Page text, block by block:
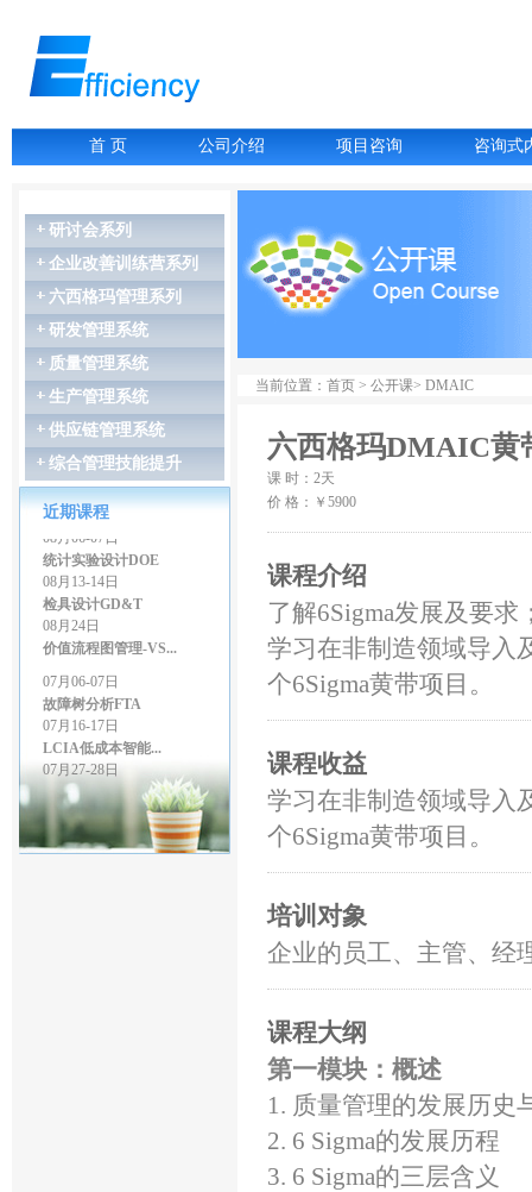
首 页 公司介绍 项目咨询 咨询式
研讨会系列
企业改善训练营系列
六西格玛管理系列
研发管理系统
质量管理系统
生产管理系统
供应链管理系统
综合管理技能提升
近期课程
07月06-07日
故障树分析FTA
07月16-17日
LCIA低成本智能...
07月27-28日
GD&T尺寸链公差叠...
07月27-28日
精益生产管理
08月03-04日
几何尺寸和公差（G...
08月06-07日
统计实验设计DOE
08月13-14日
检具设计GD&T
08月24日
价值流程图管理-VS...
故障树分析FTA
07月16-17日
LCIA低成本智能...
07月27-28日
GD&T尺寸链公差叠...
07月27-28日
精益生产管理
08月03-04日
当前位置：首页 > 公开课> DMAIC
六西格玛DMAIC黄
课 时：2天
价 格：￥5900
课程介绍
了解6Sigma发展及要求
学习在非制造领域导入
个6Sigma黄带项目。
课程收益
学习在非制造领域导入
个6Sigma黄带项目。
培训对象
企业的员工、主管、经
课程大纲
第一模块：概述
1. 质量管理的发展历史
2. 6 Sigma的发展历程
3. 6 Sigma的三层含义